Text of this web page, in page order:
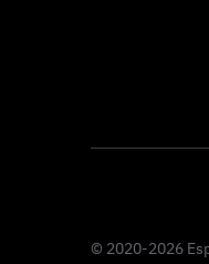
© 2020-2026